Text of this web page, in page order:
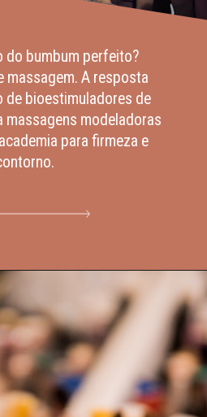
do bumbum perfeito?
massagem. A resposta
de bioestimuladores de
massagens modeladoras
para firmeza e